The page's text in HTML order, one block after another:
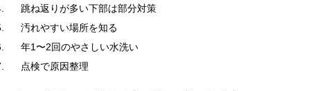
跳ね返りが多い下部は部分対策
汚れやすい場所を知る
年1〜2回のやさしい水洗い
点検で原因整理